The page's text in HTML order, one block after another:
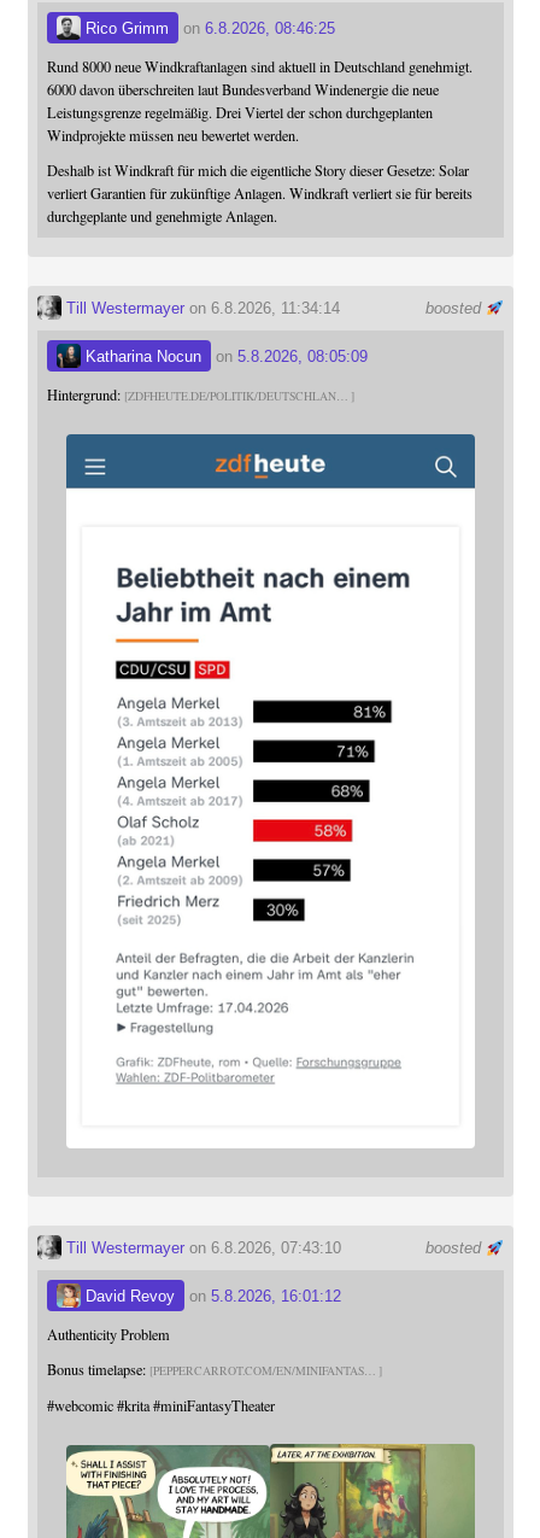
Rico Grimm on 6.8.2026, 08:46:25
Rund 8000 neue Windkraftanlagen sind aktuell in Deutschland genehmigt.
6000 davon überschreiten laut Bundesverband Windenergie die neue
Leistungsgrenze regelmäßig. Drei Viertel der schon durchgeplanten
Windprojekte müssen neu bewertet werden.
Deshalb ist Windkraft für mich die eigentliche Story dieser Gesetze: Solar
verliert Garantien für zukünftige Anlagen. Windkraft verliert sie für bereits
durchgeplante und genehmigte Anlagen.
boosted
Till Westermayeron 6.8.2026, 11:34:14
Katharina Nocun on 5.8.2026, 08:05:09
Hintergrund: ZDFHEUTE.DE/POLITIK/DEUTSCHLAN
boosted
Till Westermayeron 6.8.2026, 07:43:10
David Revoy on 5.8.2026, 16:01:12
Authenticity Problem
Bonus timelapse: PEPPERCARROT.COM/EN/MINIFANTAS
#webcomic #krita #miniFantasyTheater